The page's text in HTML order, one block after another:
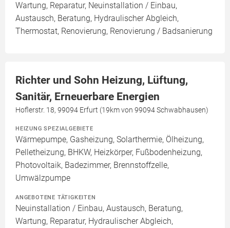
Wartung, Reparatur, Neuinstallation / Einbau,
Austausch, Beratung, Hydraulischer Abgleich,
Thermostat, Renovierung, Renovierung / Badsanierung
Richter und Sohn Heizung, Lüftung,
Sanitär, Erneuerbare Energien
Hoflerstr. 18, 99094 Erfurt (19km von 99094 Schwabhausen)
HEIZUNG SPEZIALGEBIETE
Wärmepumpe, Gasheizung, Solarthermie, Ölheizung,
Pelletheizung, BHKW, Heizkörper, Fußbodenheizung,
Photovoltaik, Badezimmer, Brennstoffzelle,
Umwälzpumpe
ANGEBOTENE TÄTIGKEITEN
Neuinstallation / Einbau, Austausch, Beratung,
Wartung, Reparatur, Hydraulischer Abgleich,